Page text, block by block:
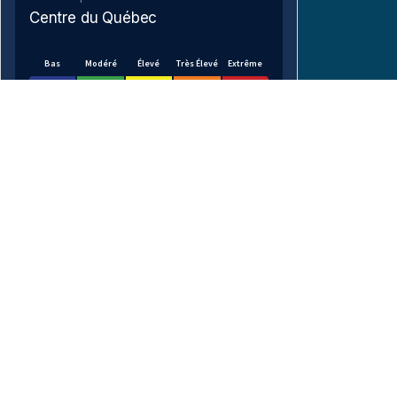
Centre du Québec
Bas Modéré Élevé Très Élevé Extrême